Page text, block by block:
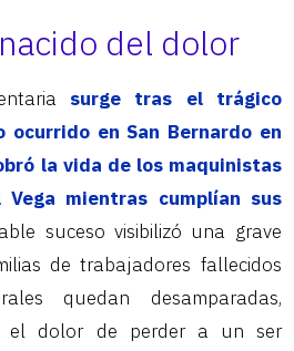
del dolor
surge tras el trágico
en San Bernardo en
la vida de los maquinistas
mientras cumplían sus
suceso visibilizó una grave
de trabajadores fallecidos
quedan desamparadas,
el dolor de perder a un ser